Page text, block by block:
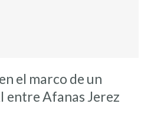
el marco de un
entre Afanas Jerez